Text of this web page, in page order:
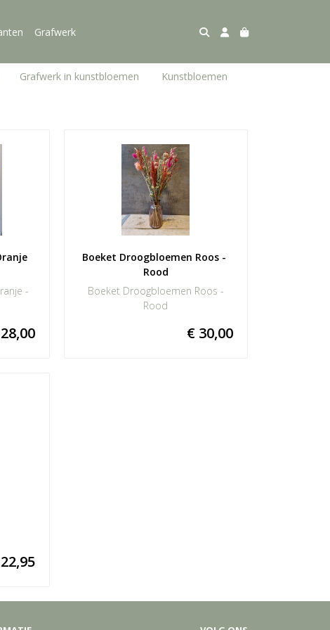
Grafwerk
Grafwerk in kunstbloemen
Kunstbloemen
-
Boeket Droogbloemen Roos -
Rood
Boeket Droogbloemen Roos -
Rood
€ 30,00